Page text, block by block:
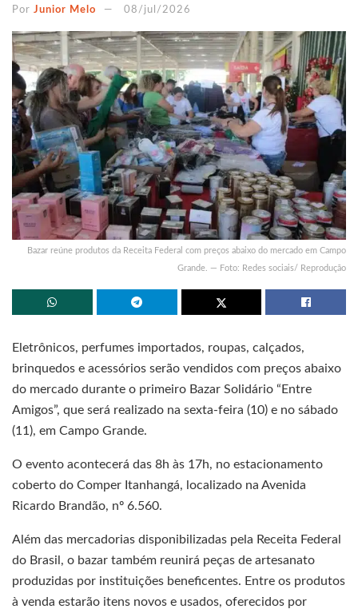
Por Junior Melo 08/jul/2026
Bazar reúne produtos da Receita Federal com preços abaixo do mercado em Campo
Grande. — Foto: Redes sociais/ Reprodução
Eletrônicos, perfumes importados, roupas, calçados,
brinquedos e acessórios serão vendidos com preços abaixo
do mercado durante o primeiro Bazar Solidário “Entre
Amigos”, que será realizado na sexta-feira (10) e no sábado
(11), em Campo Grande.
O evento acontecerá das 8h às 17h, no estacionamento
coberto do Comper Itanhangá, localizado na Avenida
Ricardo Brandão, nº 6.560.
Além das mercadorias disponibilizadas pela Receita Federal
do Brasil, o bazar também reunirá peças de artesanato
produzidas por instituições beneficentes. Entre os produtos
à venda estarão itens novos e usados, oferecidos por